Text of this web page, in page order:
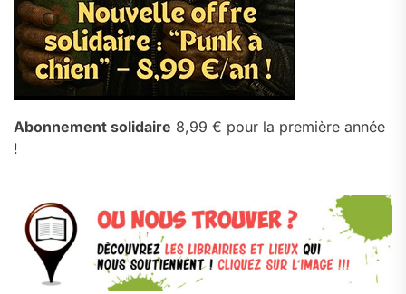
Abonnement solidaire 8,99 € pour la première année
!